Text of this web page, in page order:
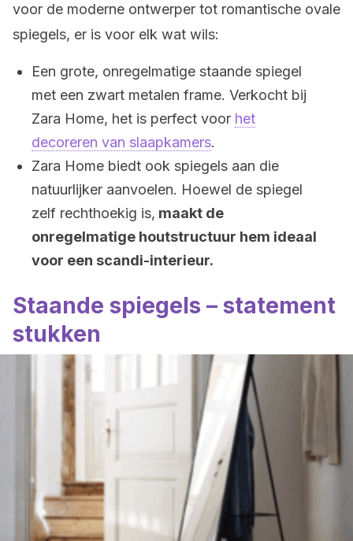
voor de moderne ontwerper tot romantische ovale
spiegels, er is voor elk wat wils:
Een grote, onregelmatige staande spiegel
met een zwart metalen frame. Verkocht bij
Zara Home, het is perfect voor het
decoreren van slaapkamers.
Zara Home biedt ook spiegels aan die
natuurlijker aanvoelen. Hoewel de spiegel
zelf rechthoekig is, maakt de
onregelmatige houtstructuur hem ideaal
voor een scandi-interieur.
Staande spiegels – statement
stukken